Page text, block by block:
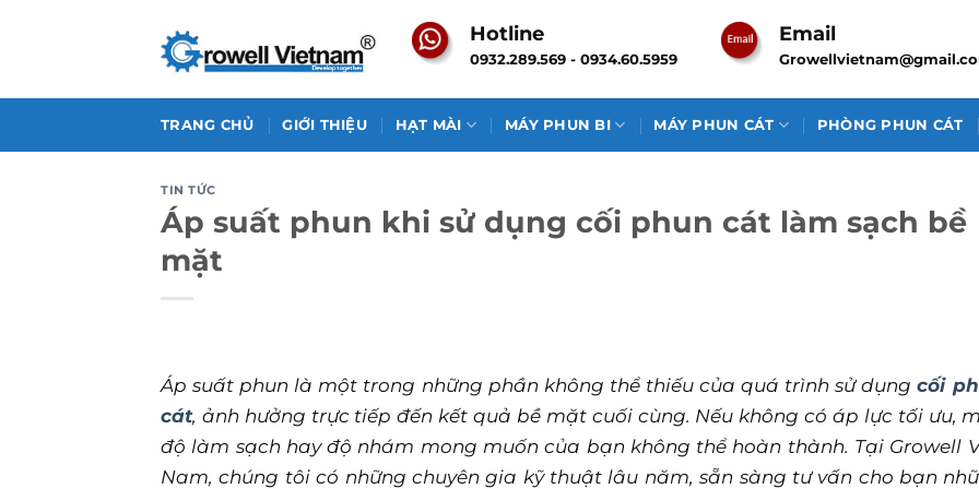
Hotline
0932.289.569 - 0934.60.5959
Email
TRANG CHỦ GIỚI THIỆU HẠT MÀI MÁY PHUN BI MÁY PHUN CÁT PHÒNG PHUN CÁT
TIN TỨC
Áp suất phun khi sử dụng cối phun cát làm sạch bề
mặt
Áp suất phun là một trong những phần không thể thiếu của quá trình sử dụngcối
cát, ảnh hưởng trực tiếp đến kết quả bề mặt cuối cùng. Nếu không có áp lực tối ưu,
độ làm sạch hay độ nhám mong muốn của bạn không thể hoàn thành. Tại Growell
Nam, chúng tôi có những chuyên gia kỹ thuật lâu năm, sẵn sàng tư vấn cho bạn